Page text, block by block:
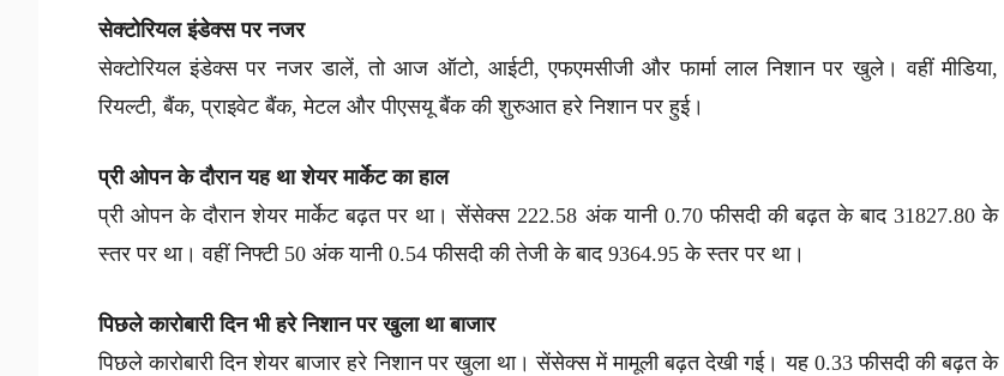
सेक्टोरियल इंडेक्स पर नजर
सेक्टोरियल इंडेक्स पर नजर डालें, तो आज ऑटो, आईटी, एफएमसीजी और फार्मा लाल निशान पर खुले। वहीं मीडिया,
रियल्टी, बैंक, प्राइवेट बैंक, मेटल और पीएसयू बैंक की शुरुआत हरे निशान पर हुई।
प्री ओपन के दौरान यह था शेयर मार्केट का हाल
प्री ओपन के दौरान शेयर मार्केट बढ़त पर था। सेंसेक्स 222.58 अंक यानी 0.70 फीसदी की बढ़त के बाद 31827.80 के
स्तर पर था। वहीं निफ्टी 50 अंक यानी 0.54 फीसदी की तेजी के बाद 9364.95 के स्तर पर था।
पिछले कारोबारी दिन भी हरे निशान पर खुला था बाजार
पिछले कारोबारी दिन शेयर बाजार हरे निशान पर खुला था। सेंसेक्स में मामूली बढ़त देखी गई। यह 0.33 फीसदी की बढ़त के